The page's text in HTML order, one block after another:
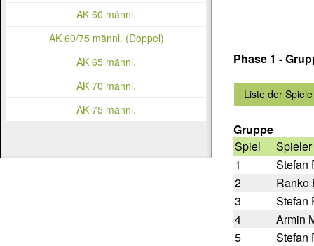
Phase 1 -
Liste der Spiele
Gruppe
Spiel
1
Stefan
2
Ranko
3
Stefan
4
Armin
5
Stefan
AK 60 männl.
AK 60/75 männl. (Doppel)
AK 65 männl.
AK 70 männl.
AK 75 männl.